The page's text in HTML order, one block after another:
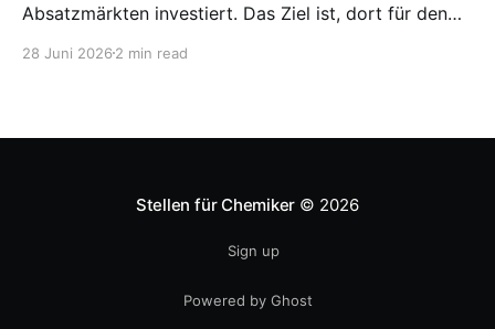
Absatzmärkten investiert. Das Ziel ist, dort für den
entwickeln. Diese Strategie ist von Toyota bekannt,
28 Juni 2026 2 min read
Stellen für Chemiker © 2026
Sign up
Powered by Ghost